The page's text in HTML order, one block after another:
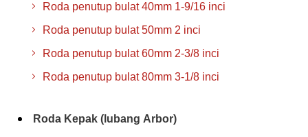
Roda penutup bulat 40mm 1-9/16 inci
Roda penutup bulat 50mm 2 inci
Roda penutup bulat 60mm 2-3/8 inci
Roda penutup bulat 80mm 3-1/8 inci
Roda Kepak (lubang Arbor)